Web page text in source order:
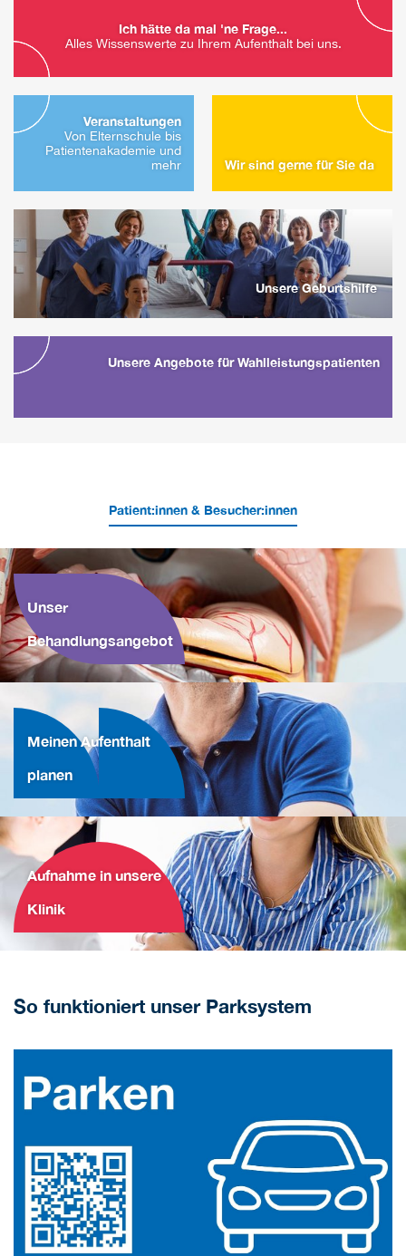
Ich hätte da mal 'ne Frage...
Alles Wissenswerte zu Ihrem Aufenthalt bei uns.
Veranstaltungen
Von Elternschule bis
Patientenakademie und
mehr
Wir sind gerne für Sie da
Unsere Geburtshilfe
Unsere Angebote für Wahlleistungs­patienten
Patient:innen & Besucher:innen
Unser
Behandlungsangebot
Meinen Aufenthalt
planen
Aufnahme in unsere
Klinik
So funktioniert unser Parksystem